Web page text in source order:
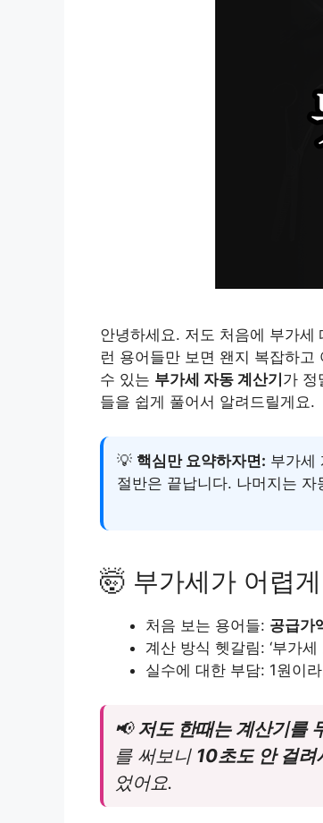
안녕하세요. 저도 처음에 부가세
런 용어들만 보면 왠지 복잡하
수 있는 부가세 자동 계산기 가 정
들을 쉽게 풀어서 알려드릴게요.
💡 핵심만 요약하자면: 부가세
절반은 끝납니다. 나머지는
🤯 부가세가 어렵
처음 보는 용어들: 공급가
계산 방식 헷갈림: ‘부가
실수에 대한 부담: 1원이
📢저도 한때는 계산기를
를 써보니 10초도 안 걸려
었어요.